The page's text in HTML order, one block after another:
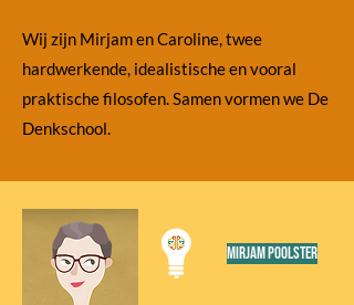
Wij zijn Mirjam en Caroline, twee
hardwerkende, idealistische en vooral
praktische filosofen. Samen vormen we De
Denkschool.
MIrjam poolster